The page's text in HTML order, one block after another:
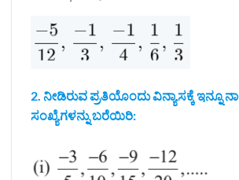
2. ನೀಡಿರುವ ಪ್ರತಿಯೊಂದು ವಿನ್ಯಾಸಕ್ಕೆ ಇನ್ನೂ
ಸಂಖ್ಯೆಗಳನ್ನು ಬರೆಯಿರಿ: